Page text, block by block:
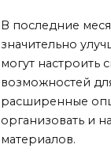
В последние
значительно
могут настроить
возможностей
расширенные
организовать и
материалов.